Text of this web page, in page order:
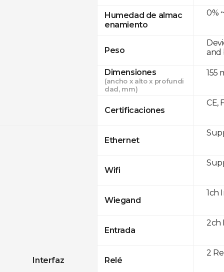
Humedad de almac
enamiento
Peso
Dimensiones
(ancho x alto x profundi
dad, mm)
Certificaciones
Interfaz
Ethernet
Wifi
Wiegand
Entrada
Relé
0%
and
155
CE,
1ch
2ch
2